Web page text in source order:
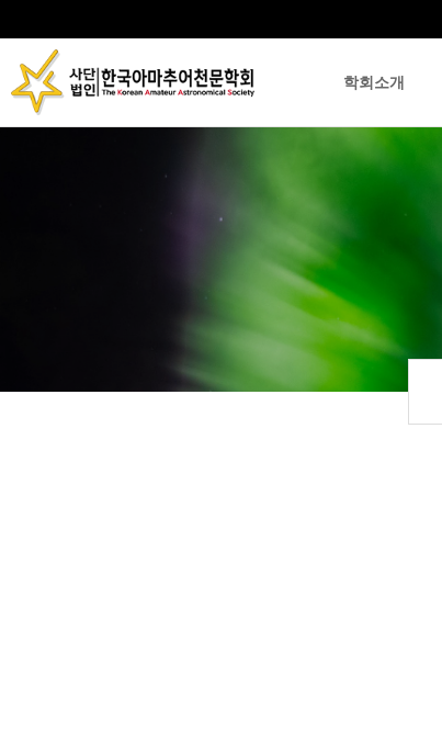
학회소개
하위분류 하위분류